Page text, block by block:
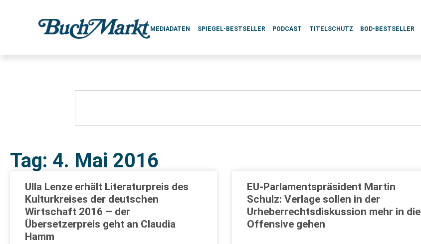
MEDIADATEN SPIEGEL-BESTSELLER PODCAST TITELSCHUTZ BOD-BESTSELLER
Tag: 4. Mai 2016
Ulla Lenze erhält Literaturpreis des
Kulturkreises der deutschen
Wirtschaft 2016 – der
Übersetzerpreis geht an Claudia
Hamm
EU-Parlamentspräsident Martin
Schulz: Verlage sollen in der
Urheberrechtsdiskussion mehr in die
Offensive gehen